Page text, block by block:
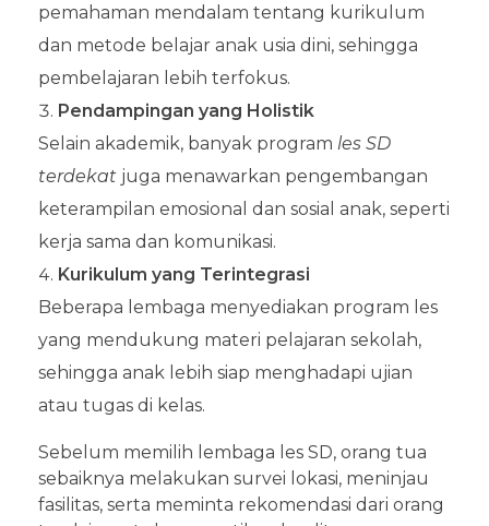
pemahaman mendalam tentang kurikulum
dan metode belajar anak usia dini, sehingga
pembelajaran lebih terfokus.
Pendampingan yang Holistik
Selain akademik, banyak program les SD
terdekat juga menawarkan pengembangan
keterampilan emosional dan sosial anak, seperti
kerja sama dan komunikasi.
Kurikulum yang Terintegrasi
Beberapa lembaga menyediakan program les
yang mendukung materi pelajaran sekolah,
sehingga anak lebih siap menghadapi ujian
atau tugas di kelas.
Sebelum memilih lembaga les SD, orang tua
sebaiknya melakukan survei lokasi, meninjau
fasilitas, serta meminta rekomendasi dari orang